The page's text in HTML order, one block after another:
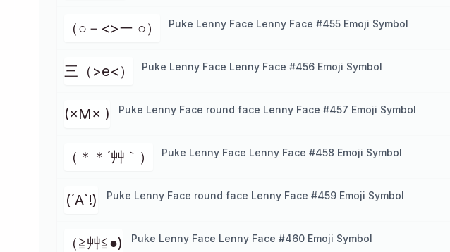
（○－<>ー ○） Puke Lenny Face Lenny Face #455 Emoji Symbol
三（>e<） Puke Lenny Face Lenny Face #456 Emoji Symbol
(×M× ) Puke Lenny Face round face Lenny Face #457 Emoji Symbol
（＊＊´艸｀） Puke Lenny Face Lenny Face #458 Emoji Symbol
(´A`!) Puke Lenny Face round face Lenny Face #459 Emoji Symbol
（≧艸≦●) Puke Lenny Face Lenny Face #460 Emoji Symbol